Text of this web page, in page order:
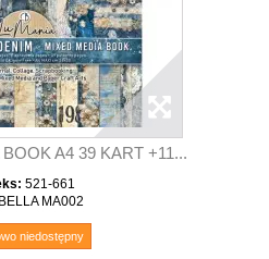
A4 39 KART +11...
521-661
MA002
niedostępny